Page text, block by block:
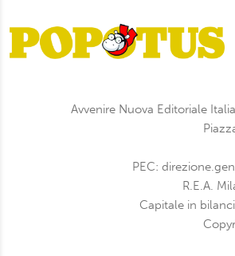
Avvenire Nuova Editoriale
PEC:
R.E.A.
Capitale in